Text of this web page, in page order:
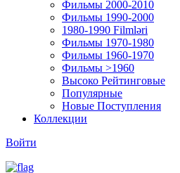
Фильмы 2000-2010
Фильмы 1990-2000
1980-1990 Filmləri
Фильмы 1970-1980
Фильмы 1960-1970
Фильмы >1960
Высоко Рейтинговые
Популярные
Новые Поступления
Коллекции
Войти